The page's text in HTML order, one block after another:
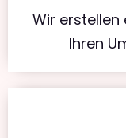
Wir erstellen
Ihren